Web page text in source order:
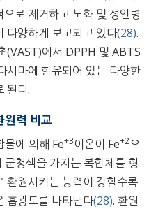
로 제거하고 노화 및 성인병
다양하게 보고되고 있다(28).
(VAST)에서 DPPH 및 ABTS
시마에 함유되어 있는 다양한
된다.
원력 비교
물에 의해 Fe+3이온이 Fe+2으
청색을 가지는 복합체를 형
환원시키는 능력이 강할수록
흡광도를 나타낸다(28). 환원